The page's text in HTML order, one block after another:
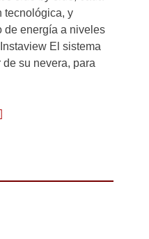
tecnológica, y
de energía a niveles
El sistema
su nevera, para